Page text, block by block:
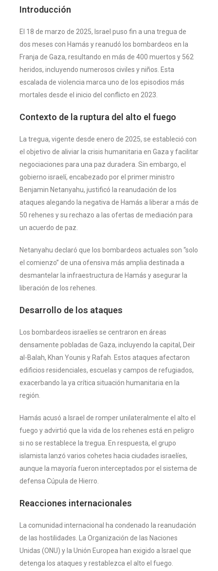
Introducción
El 18 de marzo de 2025, Israel puso fin a una tregua de
dos meses con Hamás y reanudó los bombardeos en la
Franja de Gaza, resultando en más de 400 muertos y 562
heridos, incluyendo numerosos civiles y niños. Esta
escalada de violencia marca uno de los episodios más
mortales desde el inicio del conflicto en 2023.
Contexto de la ruptura del alto el fuego
La tregua, vigente desde enero de 2025, se estableció con
el objetivo de aliviar la crisis humanitaria en Gaza y facilitar
negociaciones para una paz duradera. Sin embargo, el
gobierno israelí, encabezado por el primer ministro
Benjamin Netanyahu, justificó la reanudación de los
ataques alegando la negativa de Hamás a liberar a más de
50 rehenes y su rechazo a las ofertas de mediación para
un acuerdo de paz.
Netanyahu declaró que los bombardeos actuales son “solo
el comienzo” de una ofensiva más amplia destinada a
desmantelar la infraestructura de Hamás y asegurar la
liberación de los rehenes.
Desarrollo de los ataques
Los bombardeos israelíes se centraron en áreas
densamente pobladas de Gaza, incluyendo la capital, Deir
al-Balah, Khan Younis y Rafah. Estos ataques afectaron
edificios residenciales, escuelas y campos de refugiados,
exacerbando la ya crítica situación humanitaria en la
región.
Hamás acusó a Israel de romper unilateralmente el alto el
fuego y advirtió que la vida de los rehenes está en peligro
si no se restablece la tregua. En respuesta, el grupo
islamista lanzó varios cohetes hacia ciudades israelíes,
aunque la mayoría fueron interceptados por el sistema de
defensa Cúpula de Hierro.
Reacciones internacionales
La comunidad internacional ha condenado la reanudación
de las hostilidades. La Organización de las Naciones
Unidas (ONU) y la Unión Europea han exigido a Israel que
detenga los ataques y restablezca el alto el fuego.